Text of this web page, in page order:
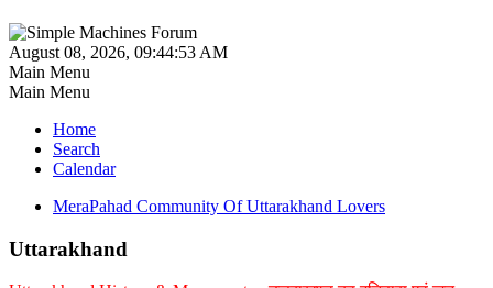
August 08, 2026, 09:44:53 AM
Main Menu
Main Menu
Home
Search
Calendar
MeraPahad Community Of Uttarakhand Lovers
Uttarakhand